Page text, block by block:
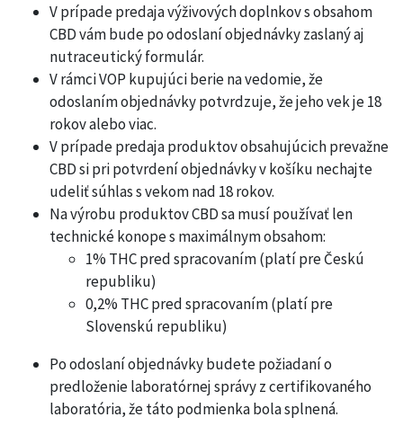
V prípade predaja výživových doplnkov s obsahom
CBD vám bude po odoslaní objednávky zaslaný aj
nutraceutický formulár.
V rámci VOP kupujúci berie na vedomie, že
odoslaním objednávky potvrdzuje, že jeho vek je 18
rokov alebo viac.
V prípade predaja produktov obsahujúcich prevažne
CBD si pri potvrdení objednávky v košíku nechajte
udeliť súhlas s vekom nad 18 rokov.
Na výrobu produktov CBD sa musí používať len
technické konope s maximálnym obsahom:
1% THC pred spracovaním (platí pre Českú
republiku)
0,2% THC pred spracovaním (platí pre
Slovenskú republiku)
Po odoslaní objednávky budete požiadaní o
predloženie laboratórnej správy z certifikovaného
laboratória, že táto podmienka bola splnená.